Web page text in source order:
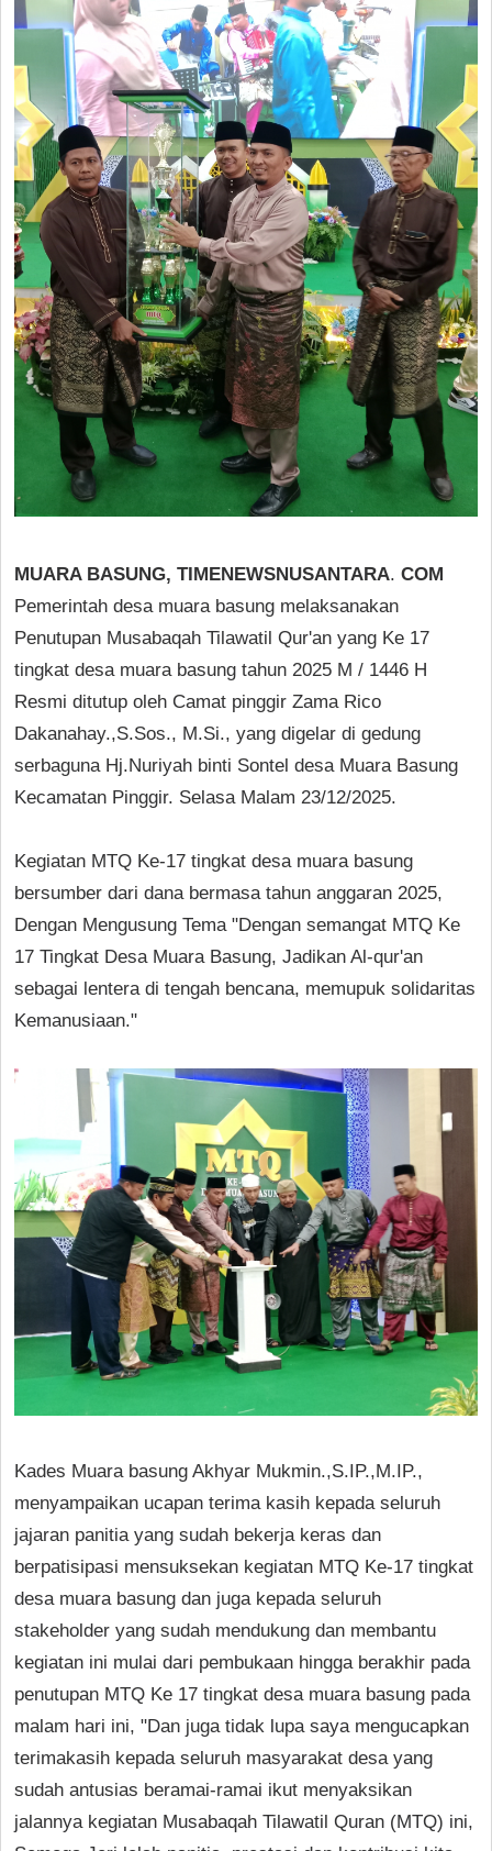
MUARA BASUNG, TIMENEWSNUSANTARA. COM
Pemerintah desa muara basung melaksanakan
Penutupan Musabaqah Tilawatil Qur'an yang Ke 17
tingkat desa muara basung tahun 2025 M / 1446 H
Resmi ditutup oleh Camat pinggir Zama Rico
Dakanahay.,S.Sos., M.Si., yang digelar di gedung
serbaguna Hj.Nuriyah binti Sontel desa Muara Basung
Kecamatan Pinggir. Selasa Malam 23/12/2025.
Kegiatan MTQ Ke-17 tingkat desa muara basung
bersumber dari dana bermasa tahun anggaran 2025,
Dengan Mengusung Tema "Dengan semangat MTQ Ke
17 Tingkat Desa Muara Basung, Jadikan Al-qur'an
sebagai lentera di tengah bencana, memupuk solidaritas
Kemanusiaan."
Kades Muara basung Akhyar Mukmin.,S.IP.,M.IP.,
menyampaikan ucapan terima kasih kepada seluruh
jajaran panitia yang sudah bekerja keras dan
berpatisipasi mensuksekan kegiatan MTQ Ke-17 tingkat
desa muara basung dan juga kepada seluruh
stakeholder yang sudah mendukung dan membantu
kegiatan ini mulai dari pembukaan hingga berakhir pada
penutupan MTQ Ke 17 tingkat desa muara basung pada
malam hari ini, "Dan juga tidak lupa saya mengucapkan
terimakasih kepada seluruh masyarakat desa yang
sudah antusias beramai-ramai ikut menyaksikan
jalannya kegiatan Musabaqah Tilawatil Quran (MTQ) ini,